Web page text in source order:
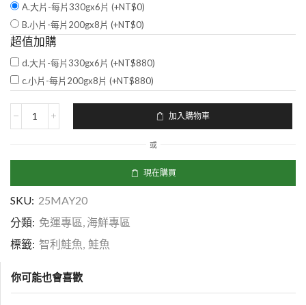
A.大片-每片330gx6片 (+NT$0)
B.小片-每片200gx8片 (+NT$0)
超值加購
d.大片-每片330gx6片 (+NT$880)
c.小片-每片200gx8片 (+NT$880)
加入購物車
或
現在購買
SKU: 25MAY20
分類: 免運專區 海鮮專區
標籤: 智利鮭魚 鮭魚
你可能也會喜歡